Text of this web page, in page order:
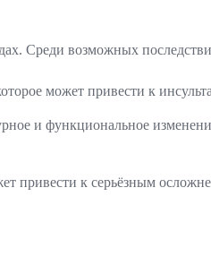
Среди возможных
может привести к
и функциональное
привести к серьёзным